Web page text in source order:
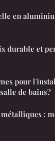
en
durable et
pour
de bains?
: